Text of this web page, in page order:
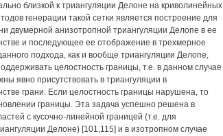
близкой к триангуляции Делоне на криволинейных
генерации такой сетки является построение для
двумерной анизотропной триангуляции Делопе в ее
и последующее ее отображение в трехмерное
подхода, как и вообще триангуляции Делопе,
целостность границы, т.е. в данном случае
явно присутствовать в триангуляции в
грани. Если целостность границы нарушена, то
границы. Эта задача успешно решена в
с кусочно-линейной границей (т.е. для
Делоне) [101,115] и в изотропном случае